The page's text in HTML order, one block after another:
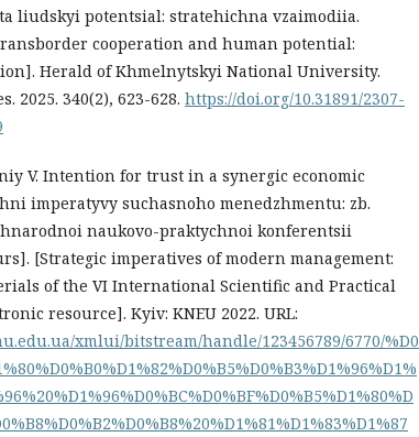
liudskyi potentsial: stratehichna vzaimodiia.
cooperation and human potential:
Herald of Khmelnytskyi National University.
2025. 340(2), 623-628. https://doi.org/10.31891/2307-
V. Intention for trust in a synergic economic
imperatyvy suchasnoho menedzhmentu: zb.
naukovo-praktychnoi konferentsii
[Strategic imperatives of modern management:
of the VI International Scientific and Practical
resource]. Kyiv: KNEU 2022. URL:
xmlui/bitstream/handle/123456789/6770/%D0